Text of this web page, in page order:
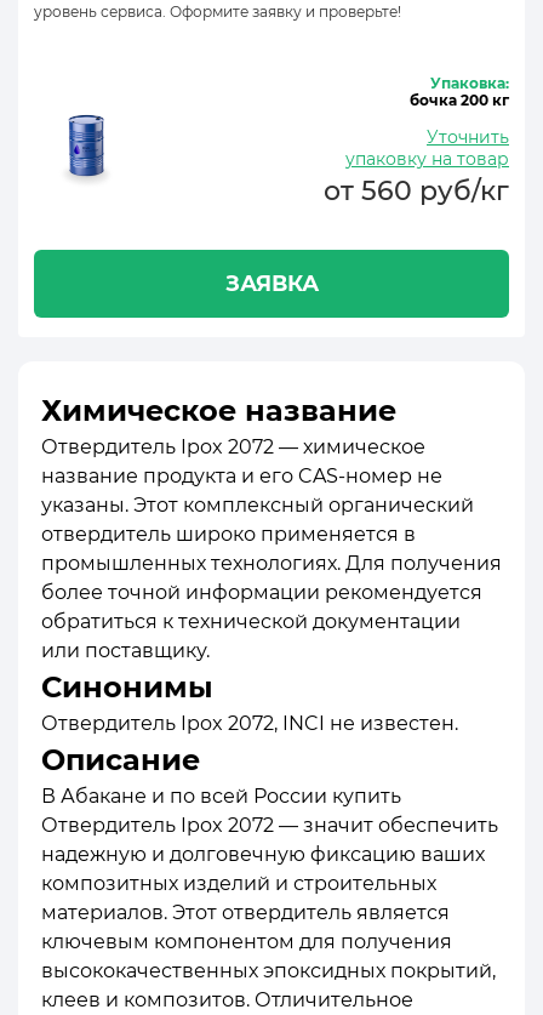
уровень сервиса. Оформите заявку и проверьте!
Упаковка:
бочка 200 кг
Уточнить
упаковку на товар
от 560 руб/кг
ЗАЯВКА
Химическое название
Отвердитель Ipox 2072 — хими ческое
название продукта и его CAS-номер не
указаны. Этот комплексный органический
отвердитель широко применяется в
промышленных технологиях. Для получения
более точной информации рекомендуется
обратиться к технической документации
или поставщику.
Синонимы
Отвердитель Ipox 2072, INCI не известен.
Описание
В Абакане и по всей России купить
Отвердитель Ipox 2072 — значит обеспечить
надежную и долговечную фиксацию ваших
композитных изделий и строительных
материалов. Этот отвердитель является
ключевым компонентом для получения
высококачественных эпоксидных покрытий,
клеев и композитов. Отличительное